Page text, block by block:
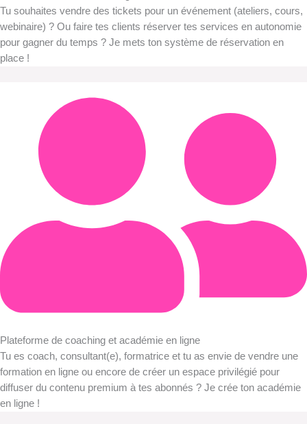
Tu souhaites vendre des tickets pour un événement (ateliers, cours,
webinaire) ? Ou faire tes clients réserver tes services en autonomie
pour gagner du temps ? Je mets ton système de réservation en
place !
Plateforme de coaching et académie en ligne
Tu es coach, consultant(e), formatrice et tu as envie de vendre une
formation en ligne ou encore de créer un espace privilégié pour
diffuser du contenu premium à tes abonnés ? Je crée ton académie
en ligne !